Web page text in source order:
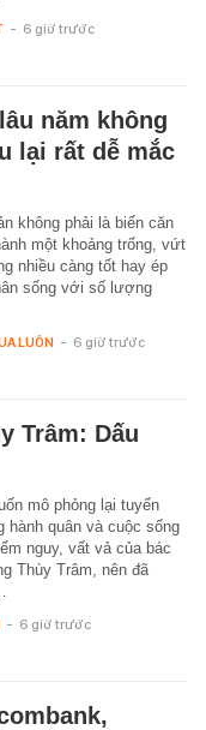
- 6 giờ trước
năm không
lại rất dễ mắc
không phải là biến căn
một khoảng trống, vứt
nhiều càng tốt hay ép
sống với số lượng
LUÔN - 6 giờ trước
Trâm: Dấu
mô phỏng lại tuyến
hành quân và cuộc sống
nguy, vất vả của bác
Thùy Trâm, nên đã
- 6 giờ trước